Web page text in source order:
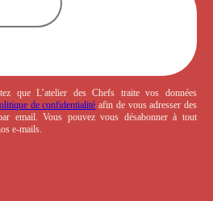
que L’atelier des Chefs traite vos données
de confidentialité afin de vous adresser des
email. Vous pouvez vous désabonner à tout
e-mails.